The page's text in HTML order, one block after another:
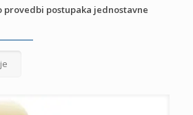
postupaka jednostavne